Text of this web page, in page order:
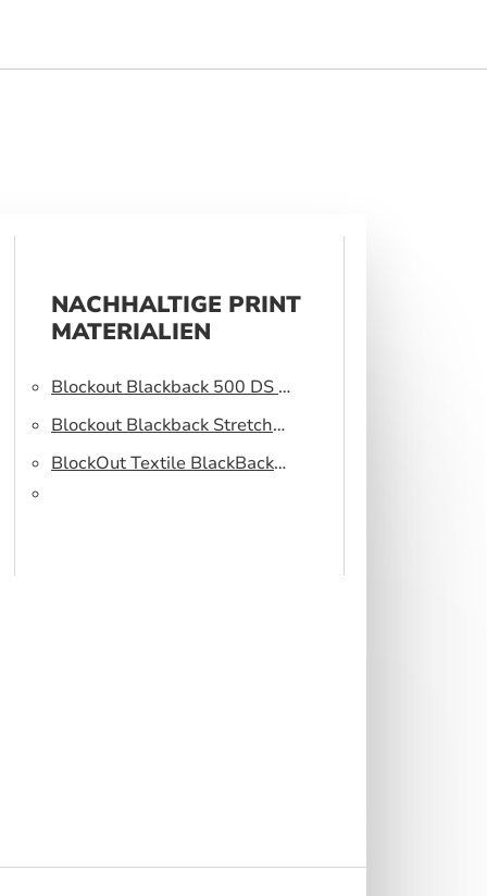
NACHHALTIGE PRINT
MATERIALIEN
Blockout Blackback 500 DS –
Light blocking fabric
Blockout Blackback Stretch
320 DS – Light blocking
BlockOut Textile BlackBack